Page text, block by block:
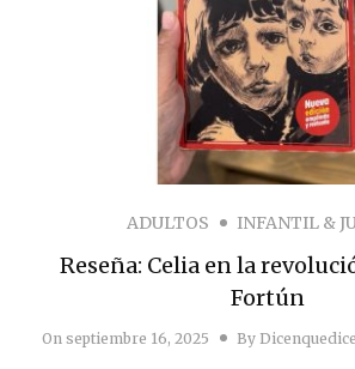
ADULTOS INFANTIL &
Reseña: Celia en la
Fortún
On septiembre 16, 2025 By